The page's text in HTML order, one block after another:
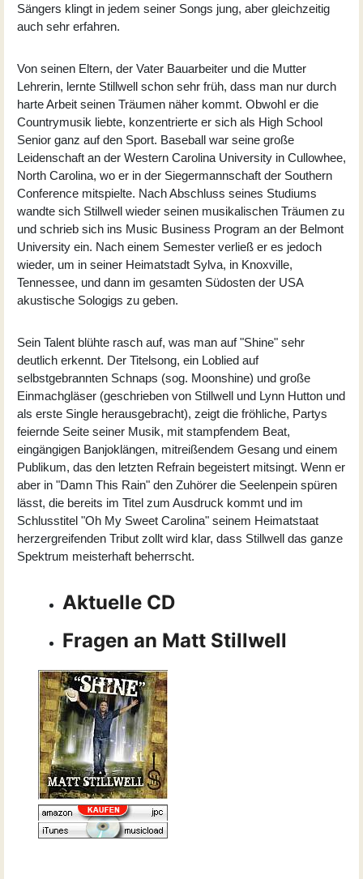
Sängers klingt in jedem seiner Songs jung, aber gleichzeitig
auch sehr erfahren.
Von seinen Eltern, der Vater Bauarbeiter und die Mutter
Lehrerin, lernte Stillwell schon sehr früh, dass man nur durch
harte Arbeit seinen Träumen näher kommt. Obwohl er die
Countrymusik liebte, konzentrierte er sich als High School
Senior ganz auf den Sport. Baseball war seine große
Leidenschaft an der Western Carolina University in Cullowhee,
North Carolina, wo er in der Siegermannschaft der Southern
Conference mitspielte. Nach Abschluss seines Studiums
wandte sich Stillwell wieder seinen musikalischen Träumen zu
und schrieb sich ins Music Business Program an der Belmont
University ein. Nach einem Semester verließ er es jedoch
wieder, um in seiner Heimatstadt Sylva, in Knoxville,
Tennessee, und dann im gesamten Südosten der USA
akustische Sologigs zu geben.
Sein Talent blühte rasch auf, was man auf "Shine" sehr
deutlich erkennt. Der Titelsong, ein Loblied auf
selbstgebrannten Schnaps (sog. Moonshine) und große
Einmachgläser (geschrieben von Stillwell und Lynn Hutton und
als erste Single herausgebracht), zeigt die fröhliche, Partys
feiernde Seite seiner Musik, mit stampfendem Beat,
eingängigen Banjoklängen, mitreißendem Gesang und einem
Publikum, das den letzten Refrain begeistert mitsingt. Wenn er
aber in "Damn This Rain" den Zuhörer die Seelenpein spüren
lässt, die bereits im Titel zum Ausdruck kommt und im
Schlusstitel "Oh My Sweet Carolina" seinem Heimatstaat
herzergreifenden Tribut zollt wird klar, dass Stillwell das ganze
Spektrum meisterhaft beherrscht.
Aktuelle CD
Fragen an Matt Stillwell